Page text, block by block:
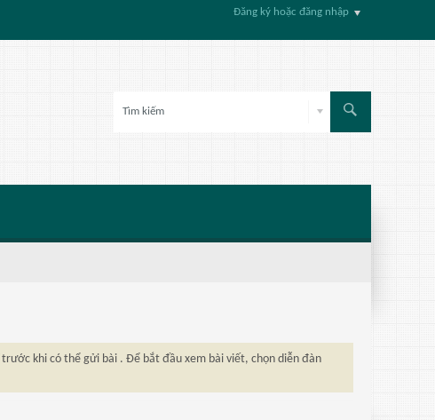
Đăng ký hoặc đăng nhập
trước khi có thể gửi bài . Để bắt đầu xem bài viết, chọn diễn đàn